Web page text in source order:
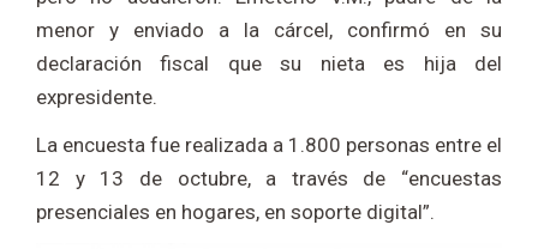
menor y enviado a la cárcel, confirmó en su
declaración fiscal que su nieta es hija del
expresidente.
La encuesta fue realizada a 1.800 personas entre el
12 y 13 de octubre, a través de “encuestas
presenciales en hogares, en soporte digital”.